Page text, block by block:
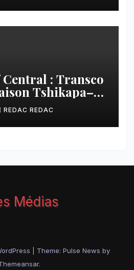
Central : Transco
Tshikapa–
faciliter les
REDAC REDAC
Theme: Pulse News by
.